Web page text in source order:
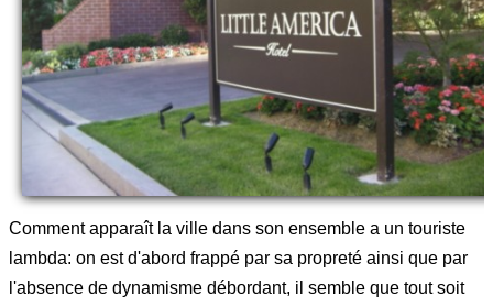
Comment apparaît la ville dans son ensemble a un touriste
lambda: on est d'abord frappé par sa propreté ainsi que par
l'absence de dynamisme débordant, il semble que tout soit